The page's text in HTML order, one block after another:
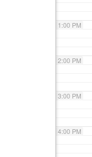
1:00 PM
2:00 PM
3:00 PM
4:00 PM